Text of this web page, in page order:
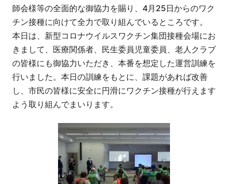
師会様等の全面的な御協力を賜り、4月25日からのワク
チン接種に向けて全力で取り組んでいるところです。
本日は、新型コロナウイルスワクチン集団接種会場にお
きまして、医療関係者、民生委員児童委員、老人クラブ
の皆様にも御協力いただき、本番を想定した運営訓練を
行いました。本日の訓練をもとに、課題があれば改善
し、市民の皆様に安全に円滑にワクチン接種が行えます
よう取り組んでまいります。